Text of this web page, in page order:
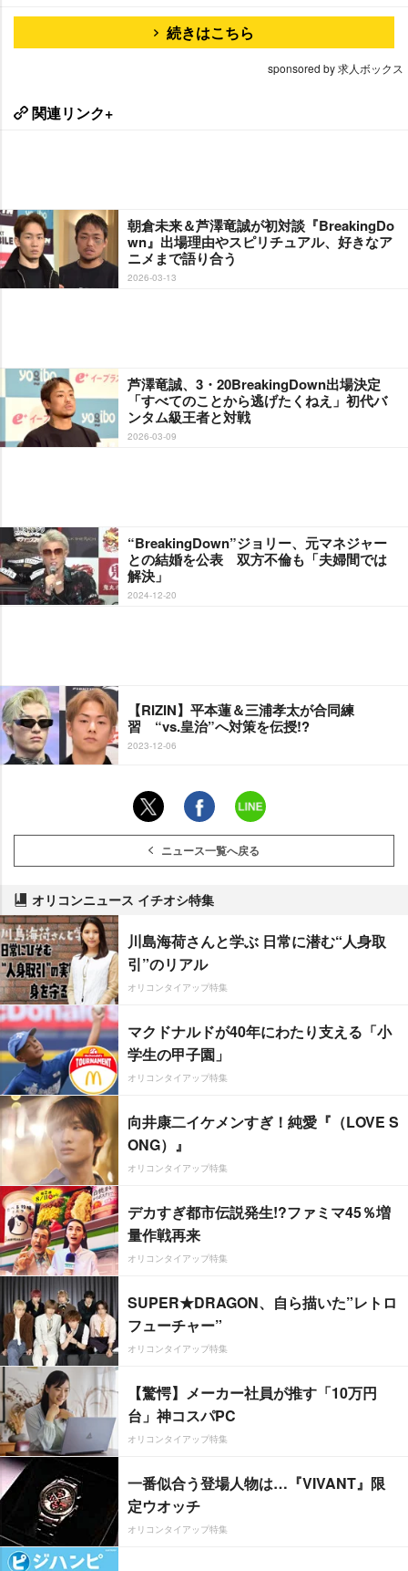
続きはこちら
sponsored by 求人ボックス
関連リンク+
朝倉未来＆芦澤竜誠が初対談『BreakingDo
wn』出場理由やスピリチュアル、好きなア
ニメまで語り合う
2026-03-13
芦澤竜誠、3・20BreakingDown出場決定
「すべてのことから逃げたくねえ」初代バ
ンタム級王者と対戦
2026-03-09
“BreakingDown”ジョリー、元マネジャー
との結婚を公表 双方不倫も「夫婦間では
解決」
2024-12-20
【RIZIN】平本蓮＆三浦孝太が合同練
習 “vs.皇治”へ対策を伝授!?
2023-12-06
ニュース一覧へ戻る
オリコンニュース イチオシ特集
川島海荷さんと学ぶ 日常に潜む“人身取
引”のリアル
オリコンタイアップ特集
マクドナルドが40年にわたり支える「小
学生の甲子園」
オリコンタイアップ特集
向井康二イケメンすぎ！純愛『（LOVE S
ONG）』
オリコンタイアップ特集
デカすぎ都市伝説発生!?ファミマ45％増
量作戦再来
オリコンタイアップ特集
SUPER★DRAGON、自ら描いた”レトロ
フューチャー”
オリコンタイアップ特集
【驚愕】メーカー社員が推す「10万円
台」神コスパPC
オリコンタイアップ特集
一番似合う登場人物は…『VIVANT』限
定ウオッチ
オリコンタイアップ特集